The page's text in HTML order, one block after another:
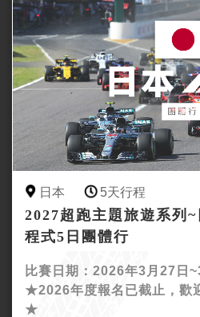
日本 5天行程
2027超跑主題旅遊系列
程式5日團體行
比賽日期：2026年3月27日
★2026年度報名已截止，歡
★